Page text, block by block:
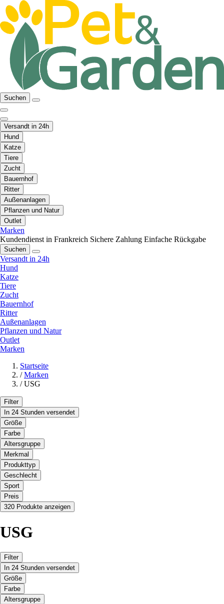
Suchen
Versandt in 24h
Hund
Katze
Tiere
Zucht
Bauernhof
Ritter
Außenanlagen
Pflanzen und Natur
Outlet
Marken
Kundendienst in Frankreich Sichere Zahlung Einfache Rückgabe
Suchen
Versandt in 24h
Hund
Katze
Tiere
Zucht
Bauernhof
Ritter
Außenanlagen
Pflanzen und Natur
Outlet
Marken
Startseite
/ Marken
/ USG
Filter
In 24 Stunden versendet
Größe
Farbe
Altersgruppe
Merkmal
Produkttyp
Geschlecht
Sport
Preis
320 Produkte anzeigen
USG
Filter
In 24 Stunden versendet
Größe
Farbe
Altersgruppe